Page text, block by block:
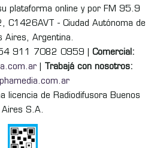
plataforma online y por FM 95.9
C1426AVT - Ciudad Autónoma de
Aires, Argentina.
911 7082 0959 | Comercial:
Trabajá con nosotros:
licencia de Radiodifusora Buenos
Aires S.A.